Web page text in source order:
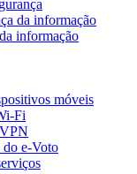
da informação
informação
móveis
Fi
do e-Voto